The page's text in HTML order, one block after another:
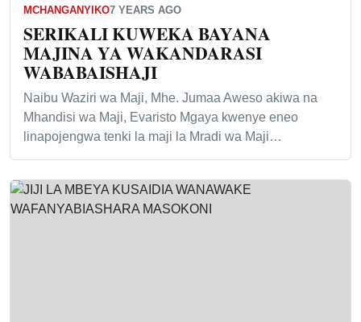
MCHANGANYIKO7 YEARS AGO
SERIKALI KUWEKA BAYANA
MAJINA YA WAKANDARASI
WABABAISHAJI
Naibu Waziri wa Maji, Mhe. Jumaa Aweso akiwa na
Mhandisi wa Maji, Evaristo Mgaya kwenye eneo
linapojengwa tenki la maji la Mradi wa Maji…